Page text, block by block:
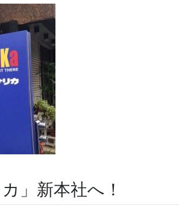
」新本社へ！